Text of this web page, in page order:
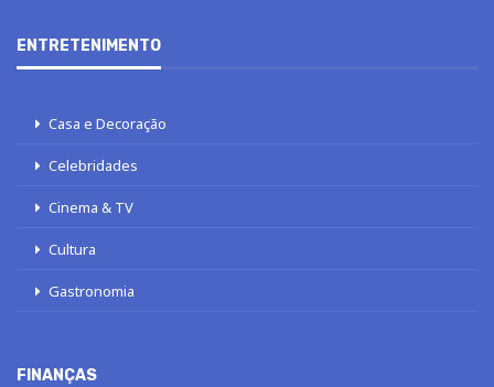
ENTRETENIMENTO
Casa e Decoração
Celebridades
Cinema & TV
Cultura
Gastronomia
FINANÇAS